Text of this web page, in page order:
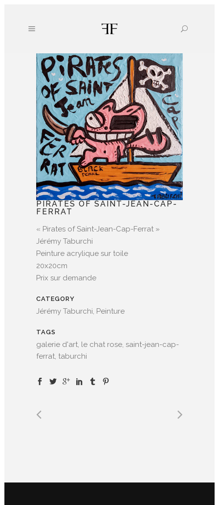
PIRATES OF SAINT-JEAN-CAP-
FERRAT
« Pirates of Saint-Jean-Cap-Ferrat »
Jérémy Taburchi
Peinture acrylique sur toile
20x20cm
Prix sur demande
CATEGORY
Jérémy Taburchi, Peinture
TAGS
galerie d'art, le chat rose, saint-jean-cap-
ferrat, taburchi